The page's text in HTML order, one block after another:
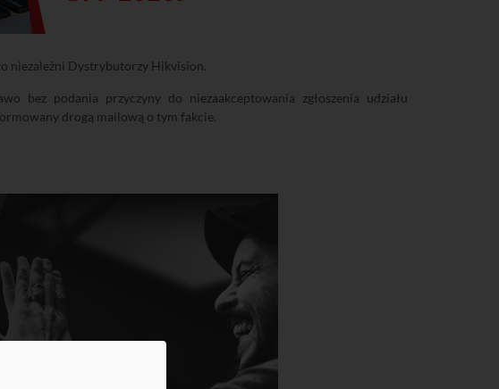
niezależni Dystrybutorzy Hikvision.
bez podania przyczyny do niezaakceptowania zgłoszenia udziału
drogą mailową o tym fakcie.